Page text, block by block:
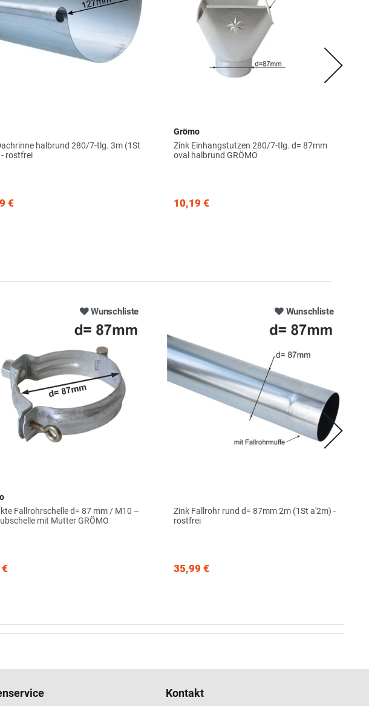
halbrund 280/7-tlg. 3m (1St
rostfrei
€
Grömo
Zink Einhangstutzen 280/7-tlg. d= 87mm
oval halbrund GRÖMO
10,19 €
Wunschliste
Fallrohrschelle d= 87 mm / M10 –
mit Mutter GRÖMO
Wunschliste
Zink Fallrohr rund d= 87mm 2m (1St a'2m) -
rostfrei
35,99 €
Kontakt